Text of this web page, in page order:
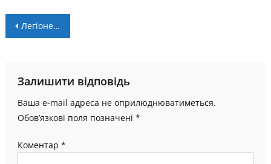
Навігація
Легіонер “Прикарпаття-Говерли” – в символічній збірній десятого тижня Суперліги
Залишити відповідь
Ваша e-mail адреса не оприлюднюватиметься.
Обов’язкові поля позначені *
Коментар *